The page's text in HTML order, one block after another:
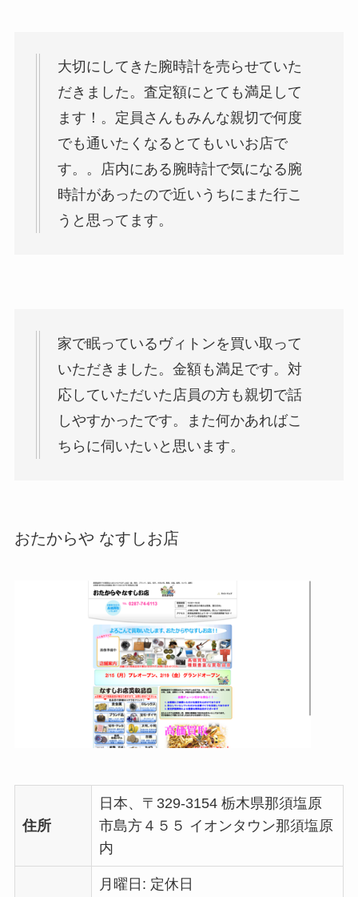
大切にしてきた腕時計を売らせていた
だきました。査定額にとても満足して
ます！。定員さんもみんな親切で何度
でも通いたくなるとてもいいお店で
す。。店内にある腕時計で気になる腕
時計があったので近いうちにまた行こ
うと思ってます。
家で眠っているヴィトンを買い取って
いただきました。金額も満足です。対
応していただいた店員の方も親切で話
しやすかったです。また何かあればこ
ちらに伺いたいと思います。
おたからや なすしお店
住所
日本、〒329-3154 栃木県那須塩原
市島方４５５ イオンタウン那須塩原
内
月曜日: 定休日